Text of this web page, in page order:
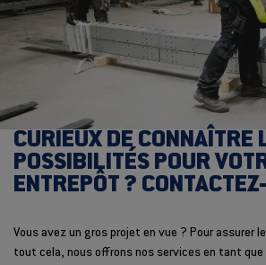
CURIEUX DE CONNAÎTRE
POSSIBILITÉS POUR
ENTREPÔT ?
Vous avez un gros projet en vue ? Pour assurer
tout cela, nous offrons nos services en tant